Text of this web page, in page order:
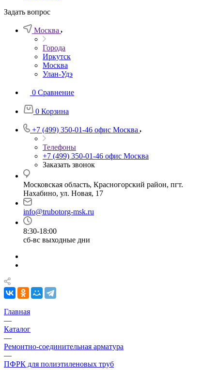
Задать вопрос
Москва
Города
Иркутск
Москва
Улан-Удэ
0 Сравнение
0 Корзина
+7 (499) 350-01-46 офис Москва
Телефоны
+7 (499) 350-01-46 офис Москва
Заказать звонок
Московская область, Красногорский район, пгт.
Нахабино, ул. Новая, 17
info@trubotorg-msk.ru
8:30-18:00
сб-вс выходные дни
Главная
—
Каталог
—
Ремонтно-соединительная арматура
—
ПФРК для полиэтиленовых труб